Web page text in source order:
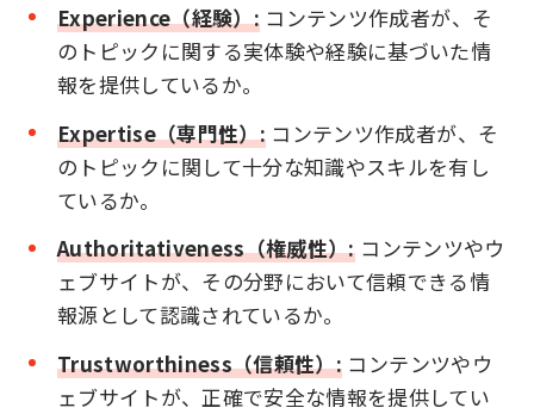
Experience（経験）: コンテンツ作成者が、そ
のトピックに関する実体験や経験に基づいた情
報を提供しているか。
Expertise（専門性）: コンテンツ作成者が、そ
のトピックに関して十分な知識やスキルを有し
ているか。
Authoritativeness（権威性）:コンテンツやウ
ェブサイトが、その分野において信頼できる情
報源として認識されているか。
Trustworthiness（信頼性）: コンテンツやウ
ェブサイトが、正確で安全な情報を提供してい